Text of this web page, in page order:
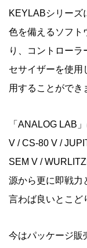
KEYLABシリーズ
色を備えるソフト
り、コントロー
セサイザーを使用
用することができ
「ANALOG LAB
V / CS-80 V /
SEM V /
源から更に即戦力
言わば良いとこど
今はパッケージ販